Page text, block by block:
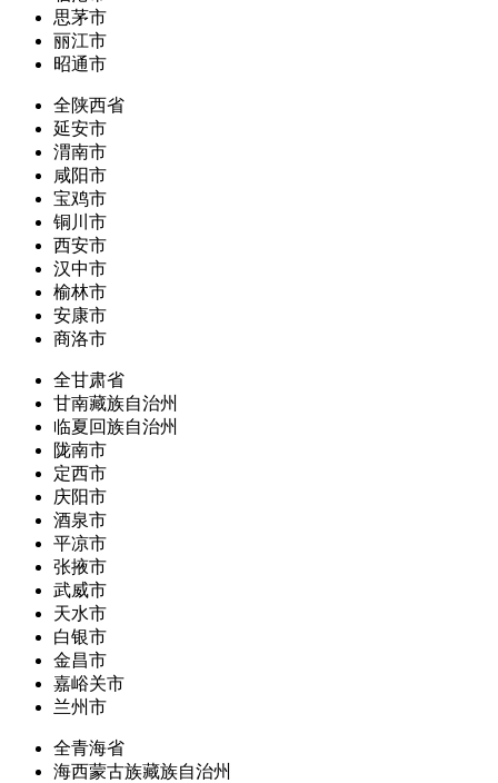
思茅市
丽江市
昭通市
全陕西省
延安市
渭南市
咸阳市
宝鸡市
铜川市
西安市
汉中市
榆林市
安康市
商洛市
全甘肃省
甘南藏族自治州
临夏回族自治州
陇南市
定西市
庆阳市
酒泉市
平凉市
张掖市
武威市
天水市
白银市
金昌市
嘉峪关市
兰州市
全青海省
海西蒙古族藏族自治州